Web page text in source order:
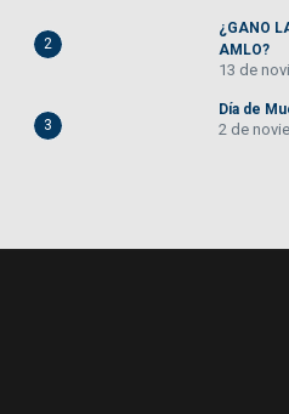
2
¿GANO
AMLO?
13 de
3
Día de
2 de